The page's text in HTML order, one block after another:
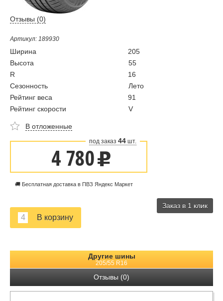
Отзывы (0)
Артикул: 189930
Ширина
205
Высота
55
R
16
Сезонность
Лето
Рейтинг веса
91
Рейтинг скорости
V
В отложенные
под заказ 44 шт.
4 780u
🚚 Бесплатная доставка в ПВЗ Яндекс Маркет
Заказ в 1 клик
Другие шины
205/55 R16
Отзывы (0)